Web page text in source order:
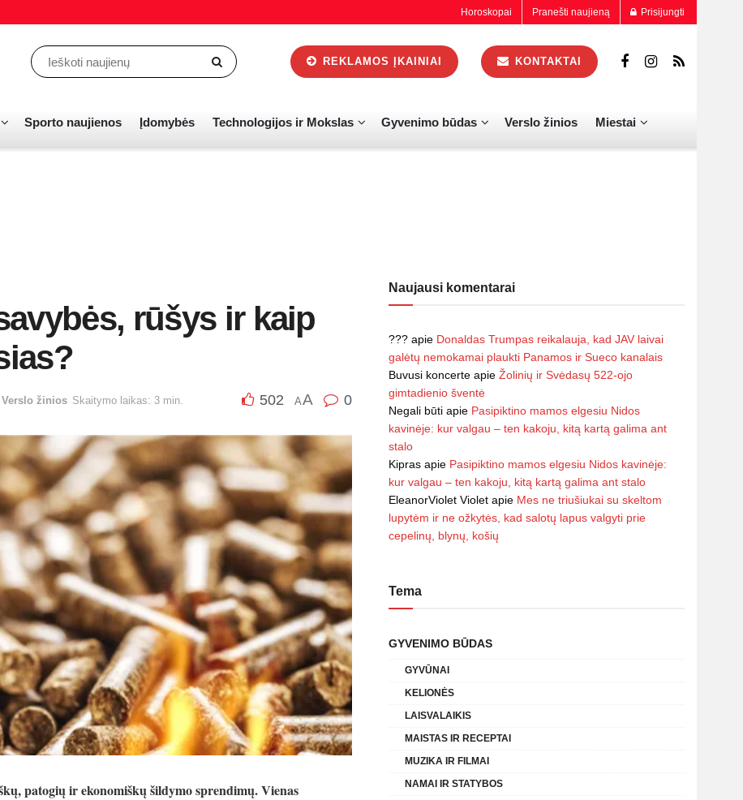
Horoskopai Pranešti naujieną Prisijungti
REKLAMOS ĮKAINIAI KONTAKTAI
Sporto naujienos Įdomybės Technologijos ir Mokslas Gyvenimo būdas Verslo žinios Miestai
rūšys ir kaip
Verslo žinios Skaitymo laikas: 3 min. 502 AA 0
patogių ir ekonomiškų šildymo sprendimų. Vienas
Naujausi komentarai
??? apie Donaldas Trumpas reikalauja, kad JAV laivai
galėtų nemokamai plaukti Panamos ir Sueco kanalais
Buvusi koncerte apie Žolinių ir Svėdasų 522-ojo
gimtadienio šventė
Negali būti apie Pasipiktino mamos elgesiu Nidos
kavinėje: kur valgau – ten kakoju, kitą kartą galima ant
stalo
Kipras apie Pasipiktino mamos elgesiu Nidos kavinėje:
kur valgau – ten kakoju, kitą kartą galima ant stalo
EleanorViolet Violet apie Mes ne triušiukai su skeltom
lupytėm ir ne ožkytės, kad salotų lapus valgyti prie
cepelinų, blynų, košių
Tema
GYVENIMO BŪDAS
GYVŪNAI
KELIONĖS
LAISVALAIKIS
MAISTAS IR RECEPTAI
MUZIKA IR FILMAI
NAMAI IR STATYBOS